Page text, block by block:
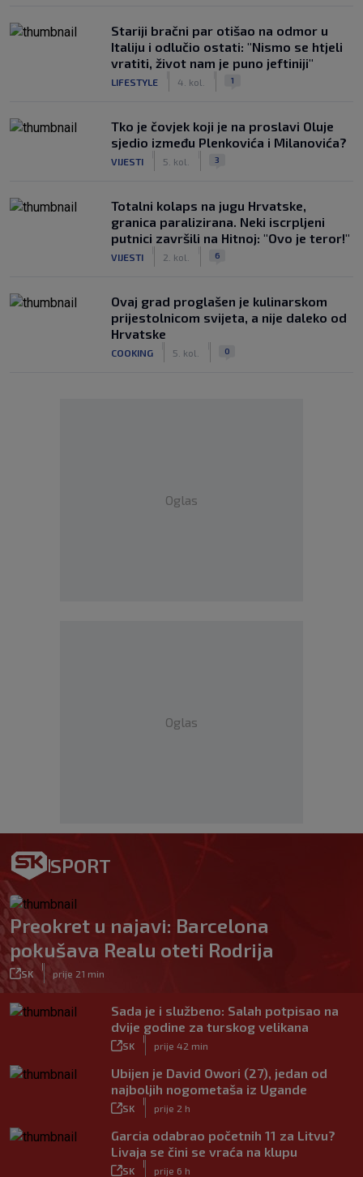
Stariji bračni par otišao na odmor u
Italiju i odlučio ostati: "Nismo se htjeli
vratiti, život nam je puno jeftiniji"
LIFESTYLE 4. kol. 1
Tko je čovjek koji je na proslavi Oluje
sjedio između Plenkovića i Milanovića?
VIJESTI 5. kol. 3
Totalni kolaps na jugu Hrvatske,
granica paralizirana. Neki iscrpljeni
putnici završili na Hitnoj: "Ovo je teror!"
VIJESTI 2. kol. 6
Ovaj grad proglašen je kulinarskom
prijestolnicom svijeta, a nije daleko od
Hrvatske
COOKING 5. kol. 0
Oglas
Oglas
SPORT
Preokret u najavi: Barcelona
pokušava Realu oteti Rodrija
SK prije 21 min
Sada je i službeno: Salah potpisao na
dvije godine za turskog velikana
SK prije 42 min
Ubijen je David Owori (27), jedan od
najboljih nogometaša iz Ugande
SK prije 2 h
Garcia odabrao početnih 11 za Litvu?
Livaja se čini se vraća na klupu
SK prije 6 h